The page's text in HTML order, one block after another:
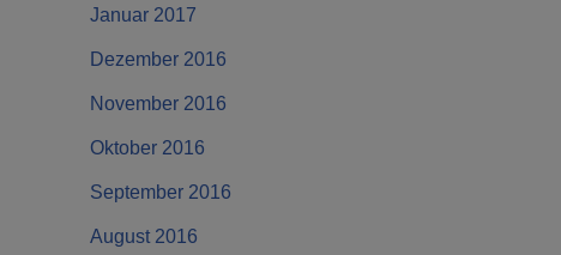
Januar 2017
Dezember 2016
November 2016
Oktober 2016
September 2016
August 2016